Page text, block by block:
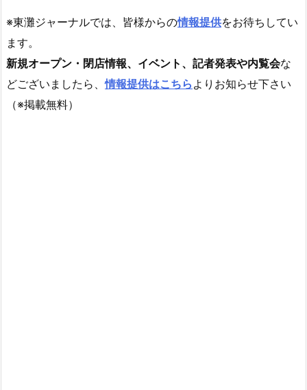
※東灘ジャーナルでは、皆様からの情報提供をお待ちしてい
ます。
新規オープン・閉店情報、イベント、記者発表や内覧会な
どございましたら、情報提供はこちら よりお知らせ下さい
（※掲載無料）